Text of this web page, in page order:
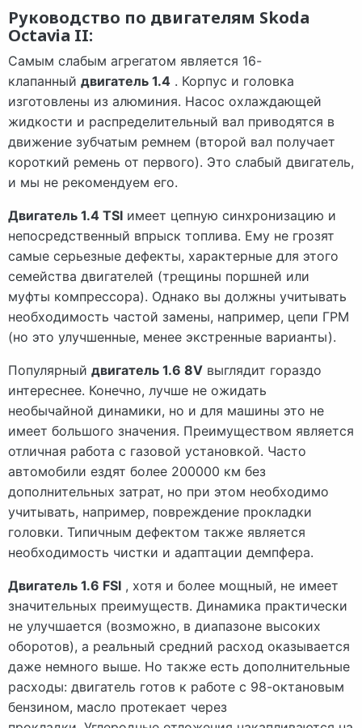
Руководство по двигателям Skoda
Octavia II:
Самым слабым агрегатом является 16-
клапанный двигатель 1.4 . Корпус и головка
изготовлены из алюминия. Насос охлаждающей
жидкости и распределительный вал приводятся в
движение зубчатым ремнем (второй вал получает
короткий ремень от первого). Это слабый двигатель,
и мы не рекомендуем его.
Двигатель 1.4 TSI имеет цепную синхронизацию и
непосредственный впрыск топлива. Ему не грозят
самые серьезные дефекты, характерные для этого
семейства двигателей (трещины поршней или
муфты компрессора). Однако вы должны учитывать
необходимость частой замены, например, цепи ГРМ
(но это улучшенные, менее экстренные варианты).
Популярный двигатель 1.6 8V выглядит гораздо
интереснее. Конечно, лучше не ожидать
необычайной динамики, но и для машины это не
имеет большого значения. Преимуществом является
отличная работа с газовой установкой. Часто
автомобили ездят более 200000 км без
дополнительных затрат, но при этом необходимо
учитывать, например, повреждение прокладки
головки. Типичным дефектом также является
необходимость чистки и адаптации демпфера.
Двигатель 1.6 FSI , хотя и более мощный, не имеет
значительных преимуществ. Динамика практически
не улучшается (возможно, в диапазоне высоких
оборотов), а реальный средний расход оказывается
даже немного выше. Но также есть дополнительные
расходы: двигатель готов к работе с 98-октановым
бензином, масло протекает через